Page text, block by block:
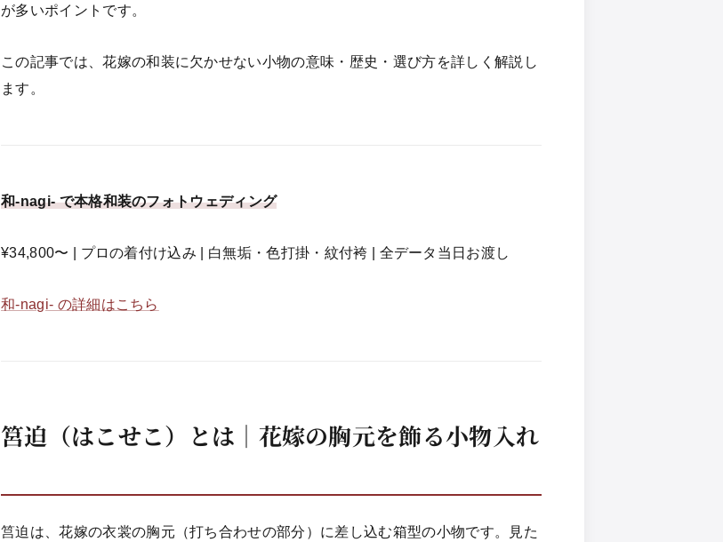
が多いポイントです。
この記事では、花嫁の和装に欠かせない小物の意味・歴史・選び方を詳しく解説し
ます。
和-nagi- で本格和装のフォトウェディング
¥34,800〜 | プロの着付け込み | 白無垢・色打掛・紋付袴 | 全データ当日お渡し
和-nagi- の詳細はこちら
筥迫（はこせこ）とは｜花嫁の胸元を飾る小物入れ
筥迫は、花嫁の衣裳の胸元（打ち合わせの部分）に差し込む箱型の小物です。見た